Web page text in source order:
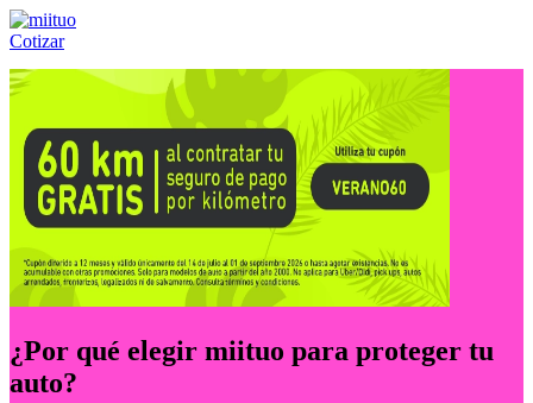
Cotizar
Llámanos al:(55) 84-21-05-00 ó
¿Por qué elegir miituo para proteger tu
auto?